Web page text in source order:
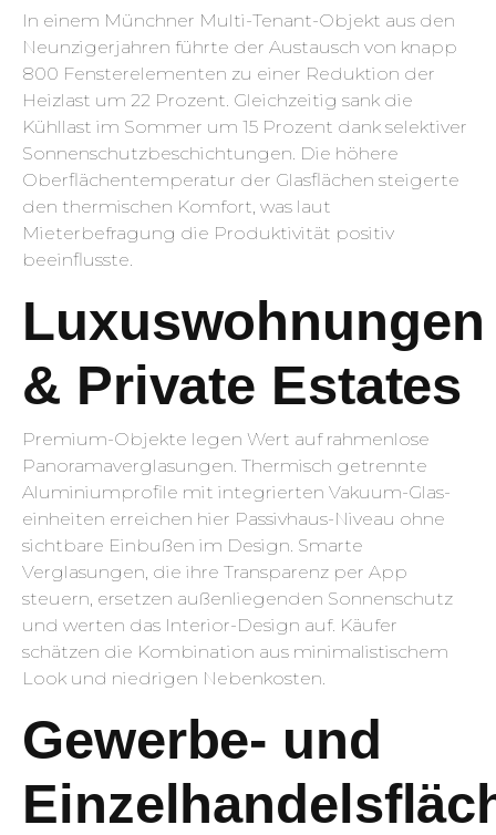
In einem Münchner Multi-Tenant-Objekt aus den
Neunzigerjahren führte der Austausch von knapp
800 Fensterelementen zu einer Reduktion der
Heizlast um 22 Prozent. Gleichzeitig sank die
Kühllast im Sommer um 15 Prozent dank selektiver
Sonnenschutz­beschichtungen. Die höhere
Oberflächen­temperatur der Glasflächen steigerte
den thermischen Komfort, was laut
Mieterbefragung die Produktivität positiv
beeinflusste.
Luxuswohnungen
& Private Estates
Premium-Objekte legen Wert auf rahmenlose
Panoramaverglasungen. Thermisch getrennte
Aluminiumprofile mit integrierten Vakuum-Glas­
einheiten erreichen hier Passivhaus-Niveau ohne
sichtbare Einbußen im Design. Smarte
Verglasungen, die ihre Transparenz per App
steuern, ersetzen außenliegenden Sonnenschutz
und werten das Interior-Design auf. Käufer
schätzen die Kombination aus minimalistischem
Look und niedrigen Nebenkosten.
Gewerbe- und